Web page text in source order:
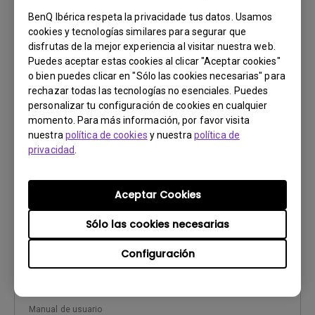
BenQ Ibérica respeta la privacidade tus datos. Usamos
cookies y tecnologías similares para segurar que
disfrutas de la mejor experiencia al visitar nuestra web.
Puedes aceptar estas cookies al clicar "Aceptar cookies"
o bien puedes clicar en "Sólo las cookies necesarias" para
rechazar todas las tecnologías no esenciales. Puedes
personalizar tu configuración de cookies en cualquier
momento. Para más información, por favor visita
nuestra política de cookies y nuestra política de
privacidad
Configuración
Sólo las cookies necesarias
Aceptar Cookies
Manual de usuario
Safety Warning and Notice
Actualizar:2021/01/06
Idioma:European Spanish
Previsualizar
Manual de usuario